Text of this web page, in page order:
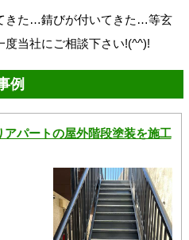
きた…錆びが付いてきた…等玄
当社にご相談下さい!(^^)!
例
パートの屋外階段塗装を施工